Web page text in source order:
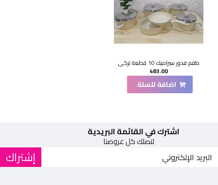
طقم قدور سيراميك 10 قطعة تركي
483.00
اضافة للسلة
اشترك في القائمة البريدية
لتصلك كل عروضنا
إشتراك